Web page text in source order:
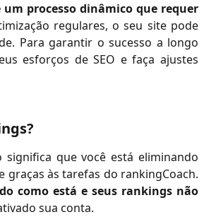
processo dinâmico que requer
regulares, o seu site pode
Para garantir o sucesso a longo
esforços de SEO e faça ajustes
significa que você está eliminando
às tarefas do rankingCoach.
como está e seus rankings não
sua conta.